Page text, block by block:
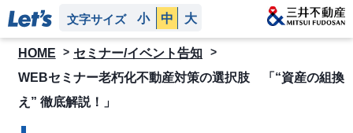
文字サイズ 小 中 大
HOME
セミナー/イベント告知
WEBセミナー老朽化不動産対策の選択肢 「“資産の組換
え” 徹底解説！」